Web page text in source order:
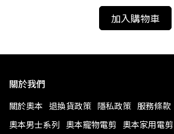
加入購物車
關於我們
關於奧本 退換貨政策 隱私政策 服務條款
奧本男士系列 奧本寵物電剪 奧本家用電剪